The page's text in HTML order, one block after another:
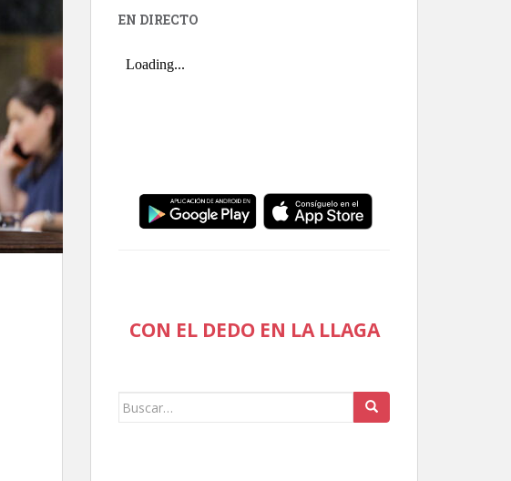
EN DIRECTO
CON EL DEDO EN LA LLAGA
Buscar: